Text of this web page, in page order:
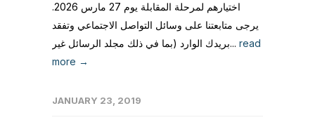
اختيارهم لمرحلة المقابلة يوم 27 مارس 2026.
يرجى متابعتنا على وسائل التواصل الاجتماعي وتفقد
بريدك الوارد (بما في ذلك مجلد الرسائل غير... read
more →
JANUARY 23, 2019